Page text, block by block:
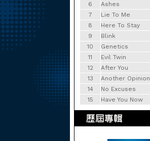
6
Ashes
7
Lie To Me
8
Here To Stay
9
Blink
10
Genetics
11
Evil Twin
12
After You
13
Another Opinion
14
No Excuses
15
Have You Now